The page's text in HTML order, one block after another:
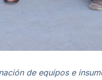
de equipos e